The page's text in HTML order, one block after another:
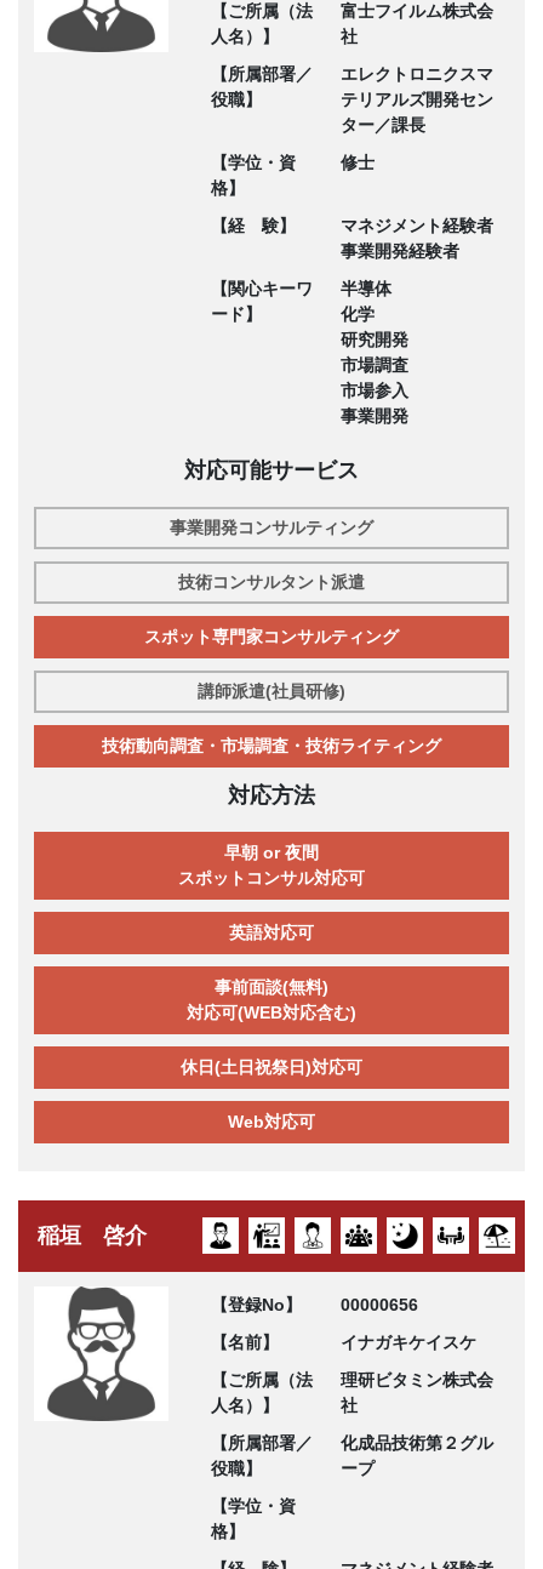
【ご所属（法
人名）】
富士フイルム株式会
社
【所属部署／
役職】
エレクトロニクスマ
テリアルズ開発セン
ター／課長
【学位・資
格】
修士
【経 験】
マネジメント経験者
事業開発経験者
【関心キーワ
ード】
半導体
化学
研究開発
市場調査
市場参入
事業開発
対応可能サービス
事業開発コンサルティング
技術コンサルタント派遣
スポット専門家コンサルティング
講師派遣(社員研修)
技術動向調査・市場調査・技術ライティング
対応方法
早朝 or 夜間
スポットコンサル対応可
英語対応可
事前面談(無料)
対応可(WEB対応含む)
休日(土日祝祭日)対応可
Web対応可
稲垣 啓介
【登録No】
00000656
【名前】
イナガキケイスケ
【ご所属（法
人名）】
理研ビタミン株式会
社
【所属部署／
役職】
化成品技術第２グル
ープ
【学位・資
格】